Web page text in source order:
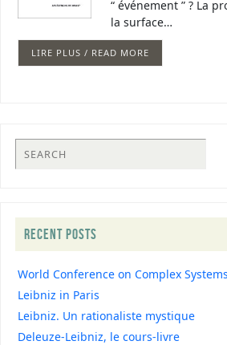
“ événement ” ? La
la surface…
LIRE PLUS / READ MORE
RECENT POSTS
World Conference on Complex
Leibniz in Paris
Leibniz. Un rationaliste mystique
Deleuze-Leibniz, le cours-livre